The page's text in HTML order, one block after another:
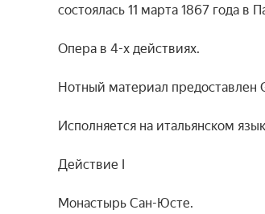
состоялась 11 марта 1867 года в
Опера в 4-х действиях.
Нотный материал предоставлен
Исполняется на итальянском
Действие I
Монастырь Сан-Юсте.